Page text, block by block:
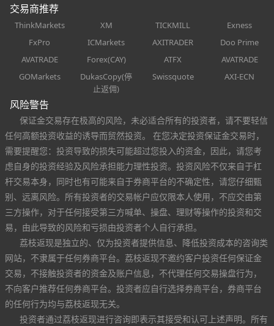
交易商推荐
ThinkMarkets XM TICKMILL
Exness
FxPro
ICMarkets AXITRADER
Doo Prime
AVATRADE
Forex(CAY) ATFX
AVATRADE
GOMarkets
DukasCopy(停
止返佣)
Swissquote AXI-ECN
风险警告
保证金交易存在极高的风险，未必适合所有的投资者，请不要轻信
任何高额投资收益的诱导而贸然投资。 在您决定投资保证金交易时，
需要提醒您：投资导致的损失可能超过您投入的资金，因此，请您考
虑自身的投资经验及风险承担能力理性投资。投资风险不仅来自于杠
杆交易本身，同时也有可能来自于券商平台的不确定性，请您仔细甄
别、远离风险。所有投资者的交易帐户应仅限本人使用，不应交由第
三方操作，对于任何接受第三方喊单、操盘、理财等操作的投资和交
易，由此导致的风险和亏损由投资者个人自行承担。
荔枝返现是独立的、仅为投资者提供信息、降低投资成本的咨询类
网站，不隶属于任何券商平台。荔枝返现不邀约客户投资任何保证金
交易，不接触投资者的资金及账户信息，不代理任何交易操盘行为，
不向客户推荐任何券商平台。投资者应自行选择券商平台，券商平台
的任何行为均与荔枝返现无关。
投资者通过荔枝返现进行咨询即表示其接受和认可上述声明。所有